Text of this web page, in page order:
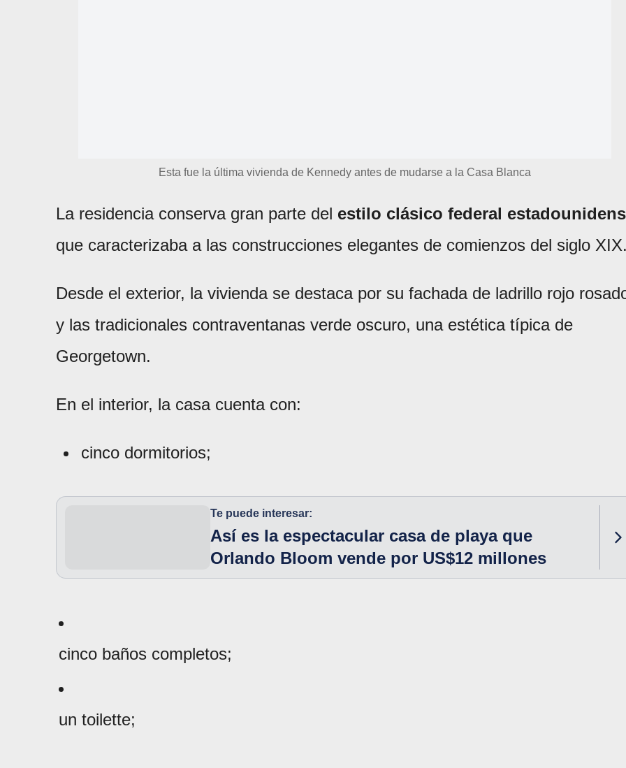
Esta fue la última vivienda de Kennedy antes de mudarse a la Casa Blanca
La residencia conserva gran parte del estilo clásico federal
que caracterizaba a las construcciones elegantes de comienzos del siglo
Desde el exterior, la vivienda se destaca por su fachada de ladrillo rojo
y las tradicionales contraventanas verde oscuro, una estética típica de
Georgetown.
En el interior, la casa cuenta con:
cinco dormitorios;
Te puede interesar:
Así es la espectacular casa de playa que
Orlando Bloom vende por US$12 millones
cinco baños completos;
un toilette;